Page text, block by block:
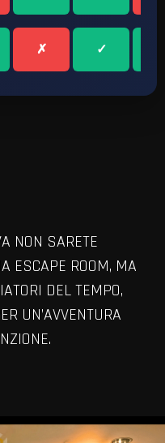
NON SARETE
ESCAPE ROOM, MA
DEL TEMPO,
UN’AVVENTURA